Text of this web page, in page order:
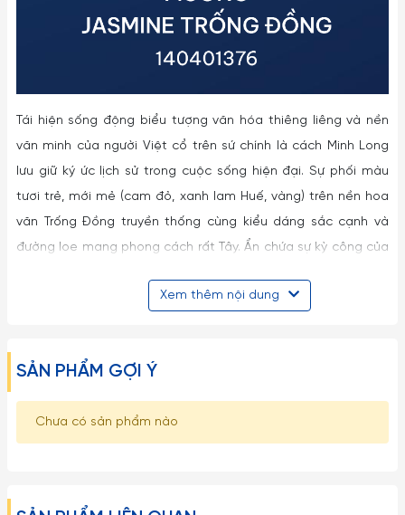
Tái hiện sống động biểu tượng văn hóa thiêng liêng và nền
văn minh của người Việt cổ trên sứ chính là cách Minh Long
lưu giữ ký ức lịch sử trong cuộc sống hiện đại. Sự phối màu
tươi trẻ, mới mẻ (cam đỏ, xanh lam Huế, vàng) trên nền hoa
văn Trống Đồng truyền thống cùng kiểu dáng sắc cạnh và
đường loe mang phong cách rất Tây. Ẩn chứa sự kỳ công của
của đất nước, dân tộc thủa sơ khai, nơi thăng hoa tài năng,
tấm lòng trân trọng giá trị cổ xưa đồng thời còn là niềm tự
hào về hào khí, sức sống mãnh liệt 4000 năm nước Việt.
Lưu ý:
mạnh như ném, vứt, rớt từ trên cao xuống, vì vậy xin quý
Xem thêm nội dung
SẢN PHẨM GỢI Ý
Chưa có sản phẩm nào